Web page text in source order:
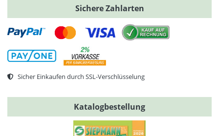
Sichere Zahlarten
Sicher Einkaufen durch SSL-Verschlüsselung
Katalogbestellung